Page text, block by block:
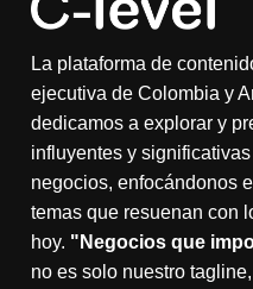
La plataforma de
ejecutiva de Colombia y
dedicamos a explorar y
influyentes y
negocios, enfocándonos
temas que resuenan con
hoy. "Negocios que
no es solo nuestro